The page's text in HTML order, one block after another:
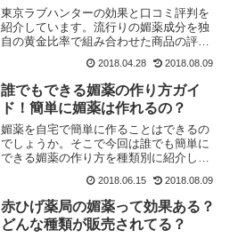
東京ラブハンターの効果と口コミ評判を
紹介しています。流行りの媚薬成分を独
自の黄金比率で組み合わせた商品の評価
2018.04.28 2018.08.09
誰でもできる媚薬の作り方ガイ
ド！簡単に媚薬は作れるの？
媚薬を自宅で簡単に作ることはできるの
でしょうか。そこで今回は誰でも簡単に
できる媚薬の作り方を種類別に紹介して
欲アップ、活力アップで性的興奮を引き
出すテクニックです。市販の媚薬に負け
ず劣らずかも！？
2018.06.15 2018.08.09
赤ひげ薬局の媚薬って効果ある？
どんな種類が販売されてる？